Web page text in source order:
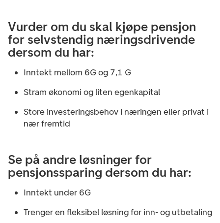
Vurder om du skal kjøpe pensjon
for selvstendig næringsdrivende
dersom du har:
Inntekt mellom 6G og 7,1 G
Stram økonomi og liten egenkapital
Store investeringsbehov i næringen eller privat i
nær fremtid
Se på andre løsninger for
pensjonssparing dersom du har:
Inntekt under 6G
Trenger en fleksibel løsning for inn- og utbetaling